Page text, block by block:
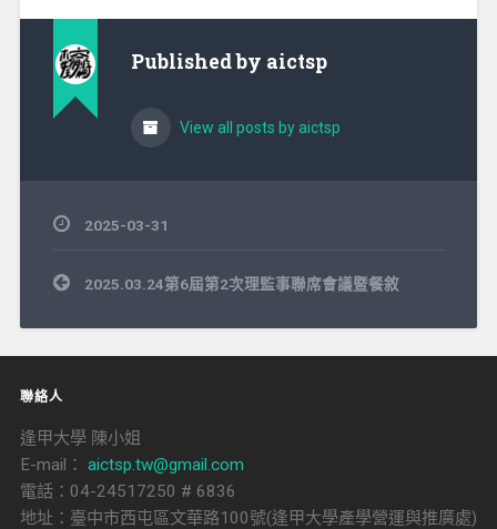
Published by aictsp
View all posts by aictsp
2025-03-31
文
章
覽
2025.03.24第6屆第2次理監事聯席會議暨餐敘
聯絡人
逢甲大學 陳小姐
E-mail： aictsp.tw@gmail.com
電話：04-24517250 # 6836
地址：臺中市西屯區文華路100號(逢甲大學產學營運與推廣處)